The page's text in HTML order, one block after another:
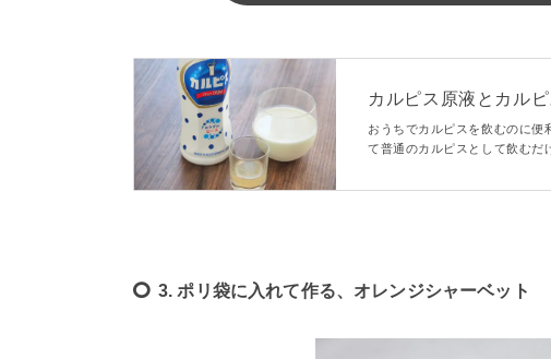
カルピス原液とカル
数を比較
おうちでカルピスを飲むのに便
て普通のカルピスとして飲むだ
3. ポリ袋に入れて作る、オレンジシャーベット